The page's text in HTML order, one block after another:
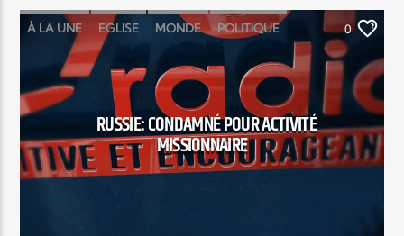
À LA UNE EGLISE MONDE POLITIQUE
RELIGIONS
0
RUSSIE: CONDAMNÉ POUR ACTIVITÉ
MISSIONNAIRE